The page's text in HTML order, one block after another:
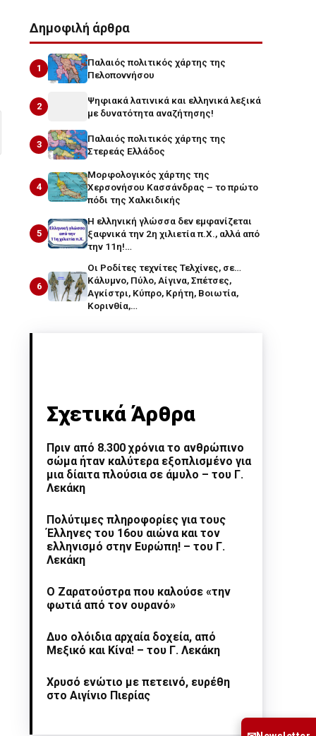
Δημοφιλή άρθρα
1
Παλαιός πολιτικός χάρτης της
Πελοποννήσου
2
Ψηφιακά λατινικά και ελληνικά λεξικά
με δυνατότητα αναζήτησης!
3
Παλαιός πολιτικός χάρτης της
Στερεάς Ελλάδος
4
Μορφολογικός χάρτης της
Χερσονήσου Κασσάνδρας – το πρώτο
πόδι της Χαλκιδικής
5
Η ελληνική γλώσσα δεν εμφανίζεται
ξαφνικά την 2η χιλιετία π.Χ., αλλά από
την 11η!…
6
Οι Ροδίτες τεχνίτες Τελχίνες, σε…
Κάλυμνο, Πύλο, Αίγινα, Σπέτσες,
Αγκίστρι, Κύπρο, Κρήτη, Βοιωτία,
Κορινθία,…
Σχετικά Άρθρα
Πριν από 8.300 χρόνια το ανθρώπινο
σώμα ήταν καλύτερα εξοπλισμένο για
μια δίαιτα πλούσια σε άμυλο – του Γ.
Λεκάκη
Πολύτιμες πληροφορίες για τους
Έλληνες του 16ου αιώνα και τον
ελληνισμό στην Ευρώπη! – του Γ.
Λεκάκη
Ο Ζαρατούστρα που καλούσε «την
φωτιά από τον ουρανό»
Δυο ολόιδια αρχαία δοχεία, από
Μεξικό και Κίνα! – του Γ. Λεκάκη
Χρυσό ενώτιο με πετεινό, ευρέθη
στο Αιγίνιο Πιερίας